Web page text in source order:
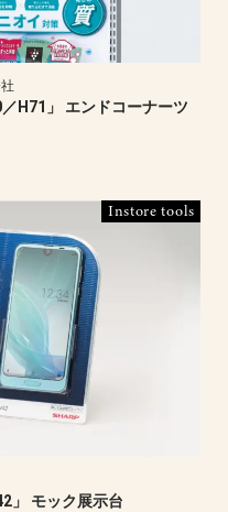
H71」 エンドコーナーツ
Instore tools
」 モック展示台